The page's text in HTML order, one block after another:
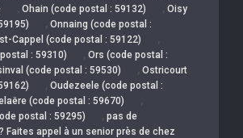
, Ohain (code postal : 59132) , Oisy
, Onnaing (code postal :
Cappel (code postal : 59122) ,
: 59310) , Ors (code postal :
(code postal : 59530) , Ostricourt
, Oudezeele (code postal :
(code postal : 59670) ,
postal : 59295) , pas de
Faites appel à un senior près de chez